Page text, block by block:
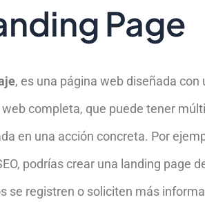
Page
, es una página web diseñada
completa, que puede tener
en una acción concreta. Por
podrías crear una landing page
se registren o soliciten más